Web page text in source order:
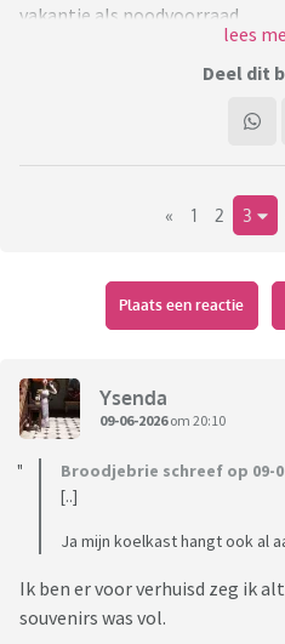
vakantie als noodvoorraad.
Bij mijn vriendin mochten de
naar huis nemen wat ze die
Dat lekkers kon een pak koek
alles wat in de aanhanger
Zelf zijn wij tijdens de
wij staan het liefst met de tent
zwemmen. Met de tent dwars
voortent waar ik mij kan
door iedereen die langsloopt.
Heb jij "tradities" tijdens je
de gemeerde broodjes die je
minimaal 1 x met een
Deel dit
« 1 2 3
Plaats een reactie
Ysenda
09-06-2026om 20:10
Broodjebrie schreef op 09-
[..]
Ja mijn koelkast hangt ook al
Ik ben er voor verhuisd zeg ik
souvenirs was vol.